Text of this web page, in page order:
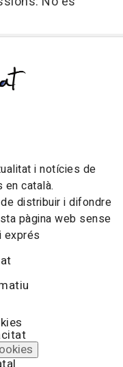
i notícies de
en català.
distribuir i difondre
pàgina web sense
exprés